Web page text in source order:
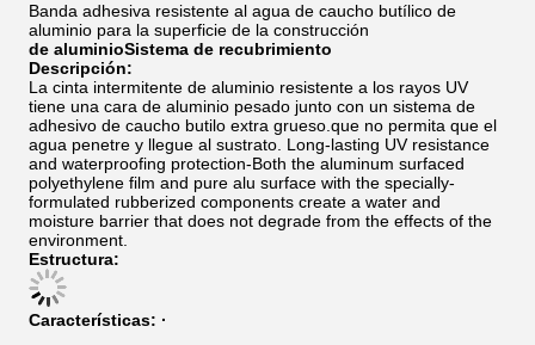
Banda adhesiva resistente al agua de caucho butílico de
aluminio para la superficie de la construcción
de aluminioSistema de recubrimiento
Descripción:
La cinta intermitente de aluminio resistente a los rayos UV
tiene una cara de aluminio pesado junto con un sistema de
adhesivo de caucho butilo extra grueso.que no permita que el
agua penetre y llegue al sustrato. Long-lasting UV resistance
and waterproofing protection-Both the aluminum surfaced
polyethylene film and pure alu surface with the specially-
formulated rubberized components create a water and
moisture barrier that does not degrade from the effects of the
environment.
Estructura:
Características: ·